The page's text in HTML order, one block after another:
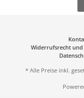
Widerrufsrecht
* Alle Preise inkl.